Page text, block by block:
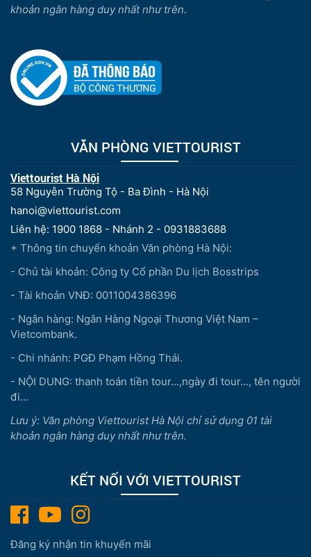
khoản ngân hàng duy nhất như trên.
VĂN PHÒNG VIETTOURIST
Viettourist Hà Nội
58 Nguyễn Trường Tộ - Ba Đình - Hà Nội
hanoi@viettourist.com
Liên hệ: 1900 1868 - Nhánh 2 - 0931883688
+ Thông tin chuyển khoản Văn phòng Hà Nội:
- Chủ tài khoản: Công ty Cổ phần Du lịch Bosstrips
- Tài khoản VNĐ: 0011004386396
- Ngân hàng: Ngân Hàng Ngoại Thương Việt Nam –
Vietcombank.
- Chi nhánh: PGĐ Phạm Hồng Thái.
- NỘI DUNG: thanh toán tiền tour...,ngày đi tour..., tên người
đi...
Lưu ý: Văn phòng Viettourist Hà Nội chỉ sử dụng 01 tài
khoản ngân hàng duy nhất như trên.
KẾT NỐI VỚI VIETTOURIST
Đăng ký nhận tin khuyến mãi